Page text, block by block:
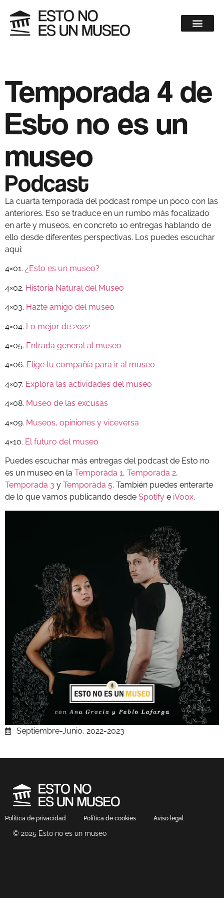
Temporada 4 de
Esto no es un
museo
Podcast
La cuarta temporada del podcast rompe un poco con las
anteriores. Eso se traduce en un rumbo más focalizado
en arte y museos, en concreto 10 entregas hablando de
ello desde diferentes perspectivas. Los puedes escuchar
aquí:
4×01. ¿Esto es un museo?
4×02. Historia Natural del Museo
4×03. Hazte amigo del museo
4×04. Lo mejor de 2022
4×05. Entrada general al museo
4×06. Elige tu compañía para ir al museo
4×07. Explora las actividades del museo
4×08. Museo de las excusas
4×09. Museos, opiniones y viceversa
4×10. El futuro del museo
Puedes escuchar más entregas del podcast de Esto no
es un museo en la Temporada 1, Temporada 2,
Temporada 3 y Temporada 5. También puedes enterarte
de lo que vamos publicando desde Spotify e iVoox.
Septiembre-Junio, 2022-2023
Política de privacidad Política de cookies Aviso legal
© 2025 Esto no es un museo